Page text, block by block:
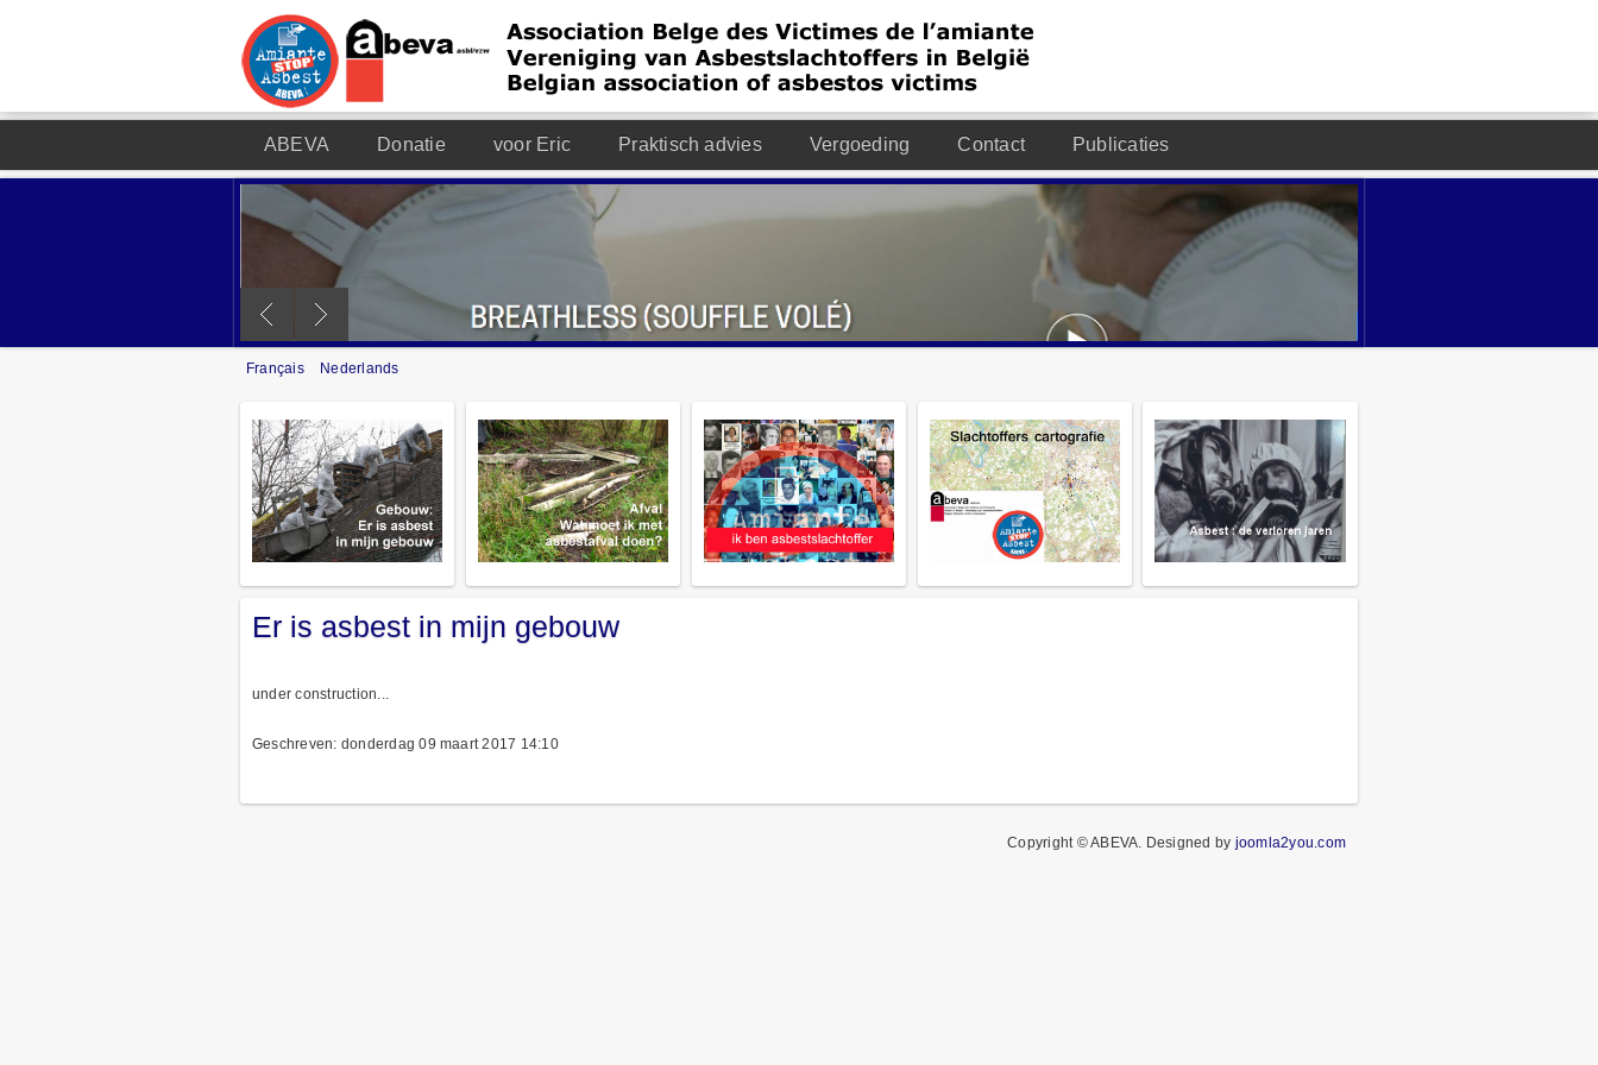
ABEVA Donatie voor Eric Praktisch advies Vergoeding Contact Publicaties
Français Nederlands
Er is asbest in mijn gebouw
under construction...
Geschreven: donderdag 09 maart 2017 14:10
Copyright © ABEVA. Designed by joomla2you.com